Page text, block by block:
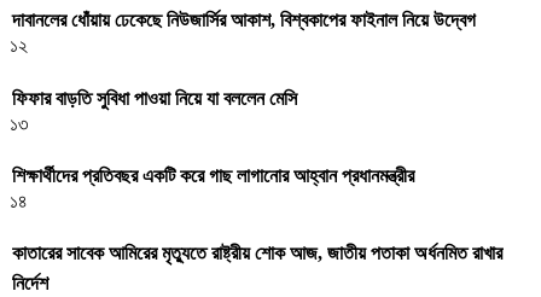
দাবানলের ধোঁয়ায় ঢেকেছে নিউজার্সির আকাশ, বিশ্বকাপের ফাইনাল নিয়ে উদ্বেগ
১২
ফিফার বাড়তি সুবিধা পাওয়া নিয়ে যা বললেন মেসি
১৩
শিক্ষার্থীদের প্রতিবছর একটি করে গাছ লাগানোর আহ্বান প্রধানমন্ত্রীর
১৪
কাতারের সাবেক আমিরের মৃত্যুতে রাষ্ট্রীয় শোক আজ, জাতীয় পতাকা অর্ধনমিত রাখার
নির্দেশ